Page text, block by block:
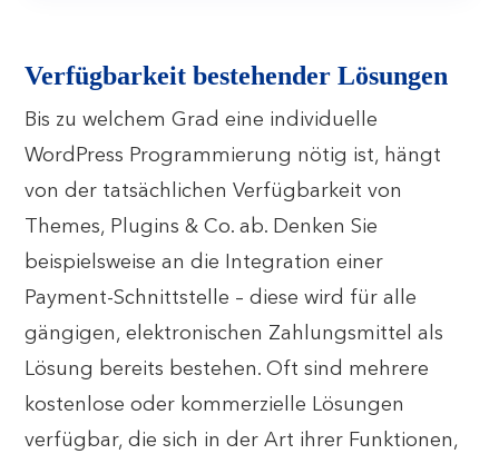
Verfügbarkeit bestehender Lösungen
Bis zu welchem Grad eine individuelle
WordPress Programmierung nötig ist, hängt
von der tatsächlichen Verfügbarkeit von
Themes, Plugins & Co. ab. Denken Sie
beispielsweise an die Integration einer
Payment-Schnittstelle – diese wird für alle
gängigen, elektronischen Zahlungsmittel als
Lösung bereits bestehen. Oft sind mehrere
kostenlose oder kommerzielle Lösungen
verfügbar, die sich in der Art ihrer Funktionen,